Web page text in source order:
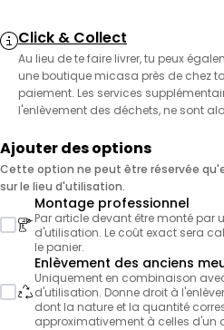
Click & Collect
Au lieu de te faire livrer, tu peux
une boutique micasa près de chez
paiement. Les services
l'enlèvement des déchets, ne sont
Ajouter des options
Cette option ne peut être réservée
sur le lieu d'utilisation.
Montage professionnel
Par article devant être monté par
d'utilisation. Le coût exact sera
le panier.
Enlèvement des anciens
Uniquement en combinaison
d'utilisation. Donne droit à
dont la nature et la quantité
approximativement à celles d'un